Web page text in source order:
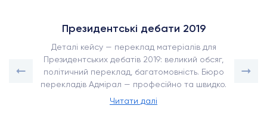
Президентські дебати 2019
Деталі кейсу — переклад матеріалів для
Президентських дебатів 2019: великий обсяг,
політичний переклад, багатомовність. Бюро
перекладів Адмірал — професійно та швидко.
Читати далі